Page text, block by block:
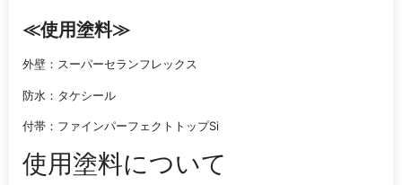
≪使用塗料≫
外壁：スーパーセランフレックス
防水：タケシール
付帯：ファインパーフェクトトップSi
使用塗料について